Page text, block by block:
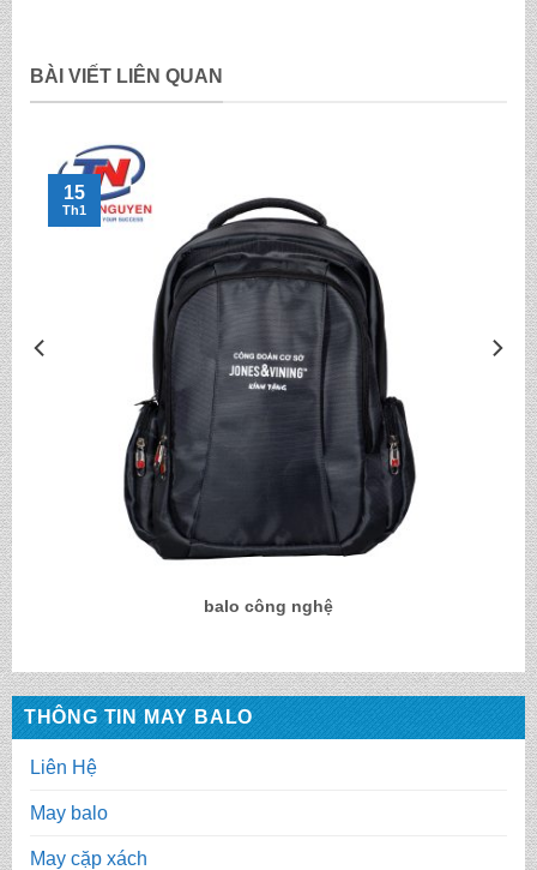
THÔNG TIN MAY BALO
Liên Hệ
May balo
May cặp xách
BÀI VIẾT LIÊN QUAN
balo công nghệ
15
Th1